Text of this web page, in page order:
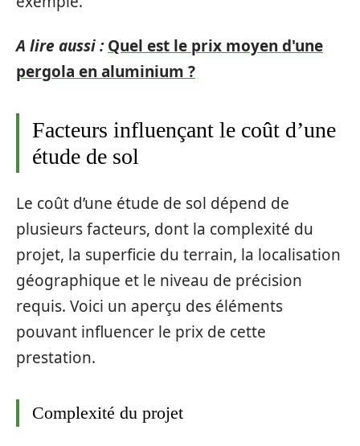
A lire aussi : Quel est le prix moyen d'une
pergola en aluminium ?
Facteurs influençant le coût d’une
étude de sol
Le coût d’une étude de sol dépend de
plusieurs facteurs, dont la complexité du
projet, la superficie du terrain, la localisation
géographique et le niveau de précision
requis. Voici un aperçu des éléments
pouvant influencer le prix de cette
prestation.
Complexité du projet